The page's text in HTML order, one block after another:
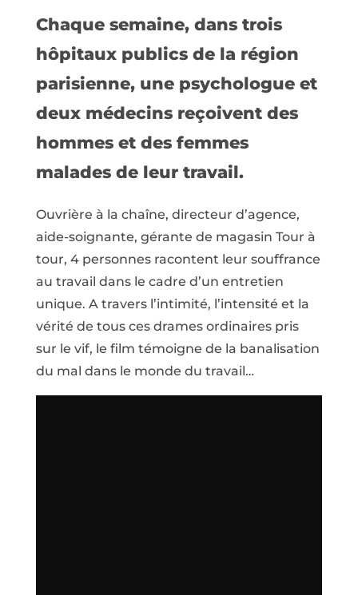
Chaque semaine, dans trois
hôpitaux publics de la région
parisienne, une psychologue et
deux médecins reçoivent des
hommes et des femmes
malades de leur travail.
Ouvrière à la chaîne, directeur d’agence,
aide-soignante, gérante de magasin Tour à
tour, 4 personnes racontent leur souffrance
au travail dans le cadre d’un entretien
unique. A travers l’intimité, l’intensité et la
vérité de tous ces drames ordinaires pris
sur le vif, le film témoigne de la banalisation
du mal dans le monde du travail…